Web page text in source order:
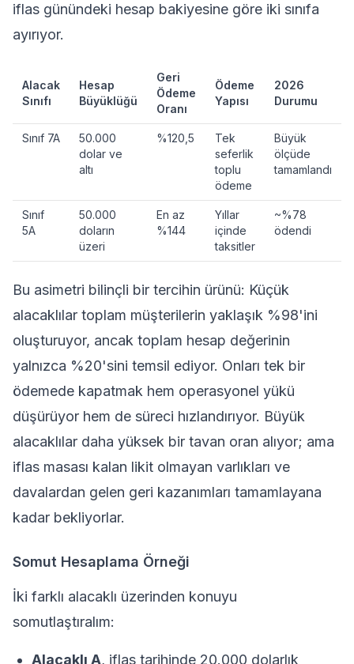
iflas günündeki hesap bakiyesine göre iki sınıfa
ayırıyor.
Alacak
Sınıfı
Hesap
Büyüklüğü
Geri
Ödeme
Oranı
Ödeme
Yapısı
2026
Durumu
Sınıf 7A
50.000
dolar ve
altı
%120,5
Tek
seferlik
toplu
ödeme
Büyük
ölçüde
tamamlandı
Sınıf
5A
50.000
doların
üzeri
En az
%144
Yıllar
içinde
taksitler
~%78
ödendi
Bu asimetri bilinçli bir tercihin ürünü: Küçük
alacaklılar toplam müşterilerin yaklaşık %98'ini
oluşturuyor, ancak toplam hesap değerinin
yalnızca %20'sini temsil ediyor. Onları tek bir
ödemede kapatmak hem operasyonel yükü
düşürüyor hem de süreci hızlandırıyor. Büyük
alacaklılar daha yüksek bir tavan oran alıyor; ama
iflas masası kalan likit olmayan varlıkları ve
davalardan gelen geri kazanımları tamamlayana
kadar bekliyorlar.
Somut Hesaplama Örneği
İki farklı alacaklı üzerinden konuyu
somutlaştıralım:
Alacaklı A, iflas tarihinde 20.000 dolarlık